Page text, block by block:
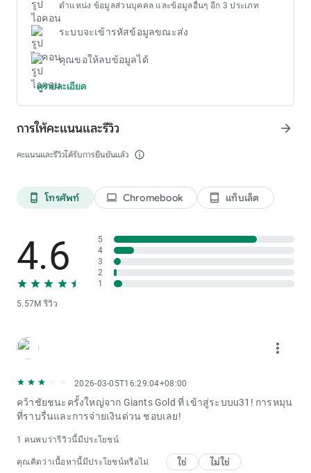
ตำแหน่ง ข้อมูลส่วนบุคคล และข้อมูลอื่นๆ อีก 3 ประเภท
ระบบจะเข้ารหัสข้อมูลขณะส่ง
คุณขอให้ลบข้อมูลได้
ดูรายละเอียด
การให้คะแนนและรีวิว
คะแนนและรีวิวได้รับการยืนยันแล้ว info_outline
arrow_forward
phone_android โทรศัพท์ laptop Chromebook tablet_android แท็บเล็ต
4.6
5.57M รีวิว
5
4
3
2
1
more_vert
2026-03-05T16:29:04+08:00
คว้าชัยชนะครั้งใหญ่จาก Giants Gold ที่ เข้าสู่ระบบu31! การหมุน
ที่ราบรื่นและการจ่ายเงินด่วน ชอบเลย!
1 คนพบว่ารีวิวนี้มีประโยชน์
คุณคิดว่าเนื้อหานี้มีประโยชน์หรือไม่ ใช่ ไม่ใช่